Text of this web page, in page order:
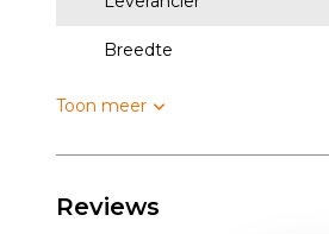
Breedte
Toon meer
Reviews